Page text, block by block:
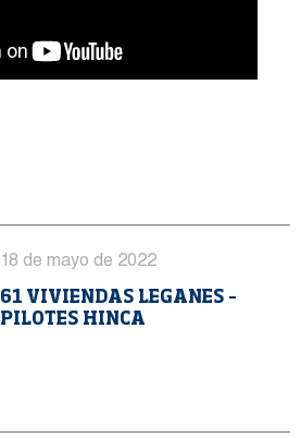
61 VIVIENDAS LEGANES –
PILOTES HINCA
18 de mayo de 2022